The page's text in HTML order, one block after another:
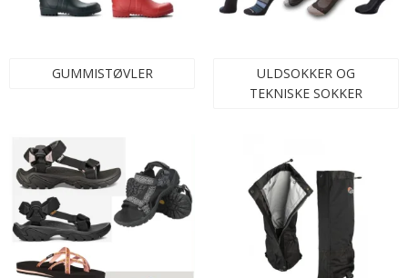
GUMMISTØVLER
ULDSOKKER OG
TEKNISKE SOKKER